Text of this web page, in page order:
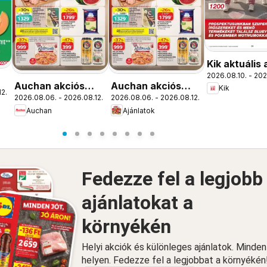
Auchan akciós
újság Szolnok
2026.08.06. - 2026.08.12.
Auchan
Auchan akciós
újság Szolnok
2026.08.06. - 2026.08.12.
Ajánlatok
Kik aktuális
újság
2026.08.10. -
Kik
Fedezze fel a legjobb
ajánlatokat a
környékén
Helyi akciók és különleges ajánlatok.
helyen. Fedezze fel a legjobbat a